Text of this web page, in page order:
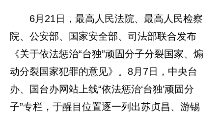
6月21日，最高人民法院、最高人民检察
院、公安部、国家安全部、司法部联合发布
《关于依法惩治“台独”顽固分子分裂国家、煽
动分裂国家犯罪的意见》。8月7日，中央台
办、国台办网站上线“依法惩治‘台独’顽固分
子”专栏，于醒目位置逐一列出苏贞昌、游锡